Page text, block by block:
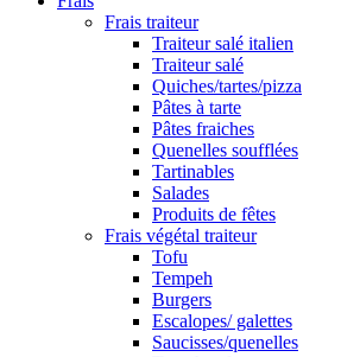
Frais traiteur
Traiteur salé italien
Traiteur salé
Quiches/tartes/pizza
Pâtes à tarte
Pâtes fraiches
Quenelles soufflées
Tartinables
Salades
Produits de fêtes
Frais végétal traiteur
Tofu
Tempeh
Burgers
Escalopes/ galettes
Saucisses/quenelles